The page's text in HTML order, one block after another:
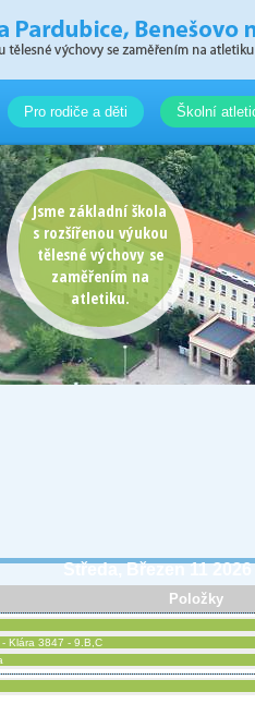
Pro rodiče a děti Školní
Jsme základní škola
s rozšířenou výukou
tělesné výchovy se
zaměřením na
atletiku.
Středa, Březen 11 2026
Položky
Klára 3847 - 9.B,C